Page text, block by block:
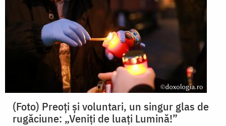
(Foto) Preoți și voluntari, un singur glas de
rugăciune: „Veniți de luați Lumină!”